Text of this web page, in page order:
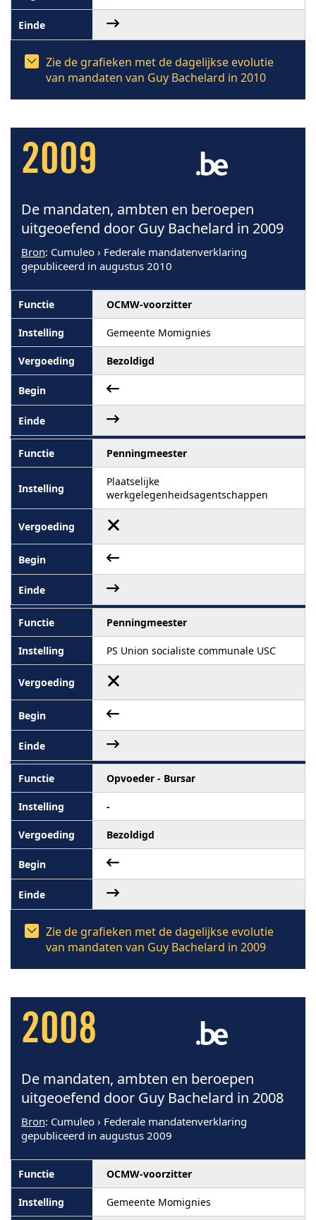
Zie de grafieken met de dagelijkse evolutie
van mandaten van Guy Bachelard in 2010
2009
De mandaten, ambten en beroepen
uitgeoefend door Guy Bachelard in 2009
Bron: Cumuleo › Federale mandatenverklaring
gepubliceerd in augustus 2010
OCMW-voorzitter
Gemeente Momignies
Bezoldigd
Penningmeester
Plaatselijke
werkgelegenheidsagentschappen
Penningmeester
PS Union socialiste communale USC
Opvoeder - Bursar
-
Bezoldigd
Zie de grafieken met de dagelijkse evolutie
van mandaten van Guy Bachelard in 2009
2008
De mandaten, ambten en beroepen
uitgeoefend door Guy Bachelard in 2008
Bron: Cumuleo › Federale mandatenverklaring
gepubliceerd in augustus 2009
OCMW-voorzitter
Gemeente Momignies